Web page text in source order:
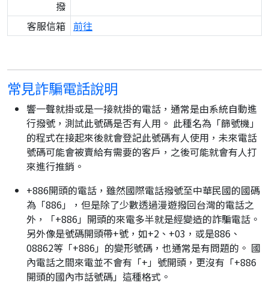
撥
客服信箱 前往
常見詐騙電話說明
響一聲就掛或是一接就掛的電話，通常是由系統自動進
行撥號，測試此號碼是否有人用。 此種名為「篩號機」
的程式在接起來後就會登記此號碼有人使用，未來電話
號碼可能會被賣給有需要的客戶，之後可能就會有人打
來進行推銷。
+886開頭的電話，雖然國際電話撥號至中華民國的國碼
為「886」，但是除了少數透過漫遊撥回台灣的電話之
外，「+886」開頭的來電多半就是經變造的詐騙電話。
另外像是號碼開頭帶+號，如+2、+03，或是886、
08862等「+886」的變形號碼，也通常是有問題的。 國
內電話之間來電並不會有「+」號開頭，更沒有「+886
開頭的國內市話號碼」這種格式。